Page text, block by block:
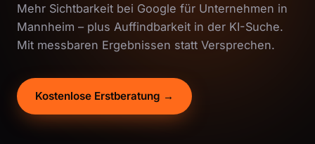
Mehr Sichtbarkeit bei Google für Unternehmen in
Mannheim – plus Auffindbarkeit in der KI-Suche.
Mit messbaren Ergebnissen statt Versprechen.
Kostenlose Erstberatung →